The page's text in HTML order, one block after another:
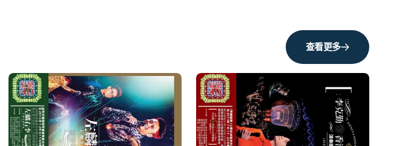
查看更多